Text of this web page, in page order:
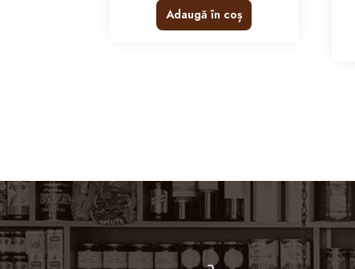
Adaugă în coș